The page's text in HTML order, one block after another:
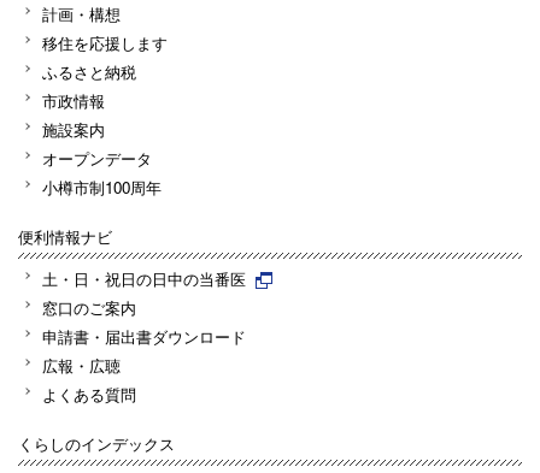
計画・構想
移住を応援します
ふるさと納税
市政情報
施設案内
オープンデータ
小樽市制100周年
便利情報ナビ
土・日・祝日の日中の当番医
窓口のご案内
申請書・届出書ダウンロード
広報・広聴
よくある質問
くらしのインデックス